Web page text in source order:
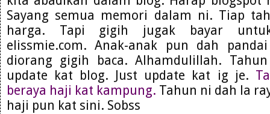
Sayang semua memori dalam ni. Tiap
harga. Tapi gigih jugak bayar
elissmie.com. Anak-anak pun dah
diorang gigih baca. Alhamdulillah.
update kat blog. Just update kat ig je.
beraya haji kat kampung. Tahun ni dah la
haji pun kat sini. Sobss